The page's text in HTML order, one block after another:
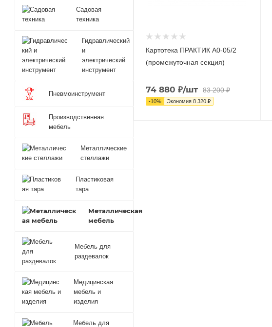
Картотека ПРАКТИК А0-05/2
(промежуточная секция)
74 880 ₽/шт 83 200₽
-10% Экономия 8 320 ₽
Садовая
техника
Гидравлический
и
электрический
инструмент
Пневмоинструмент
Производственная
мебель
Металлические
стеллажи
Пластиковая
тара
Металлическая
мебель
Мебель для
раздевалок
Медицинская
мебель и
изделия
Мебель для